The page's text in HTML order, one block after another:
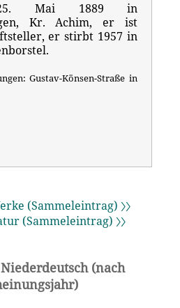
Mai 1889 in
Kr. Achim, er ist
er stirbt 1957 in
Gustav-Könsen-Straße in
(Sammeleintrag) 〉〉
(Sammeleintrag) 〉〉
(nach